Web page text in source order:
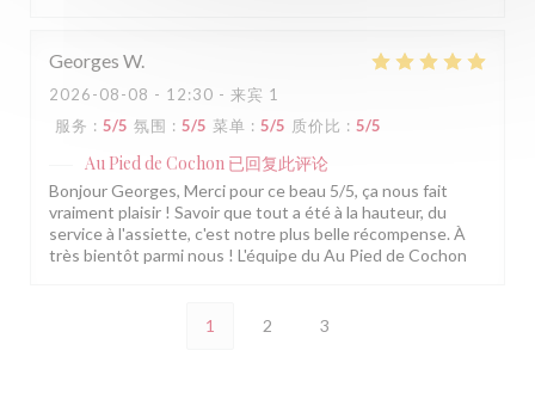
Georges W
2026-08-08 - 12:30 - 来宾 1
服务 : 5/5 氛围 : 5/5 菜单 : 5/5 质价比 : 5/5
Au Pied de Cochon 已回复此评论
Bonjour Georges, Merci pour ce beau 5/5, ça nous fait
vraiment plaisir ! Savoir que tout a été à la hauteur, du
service à l'assiette, c'est notre plus belle récompense. À
très bientôt parmi nous ! L'équipe du Au Pied de Cochon
1 2 3